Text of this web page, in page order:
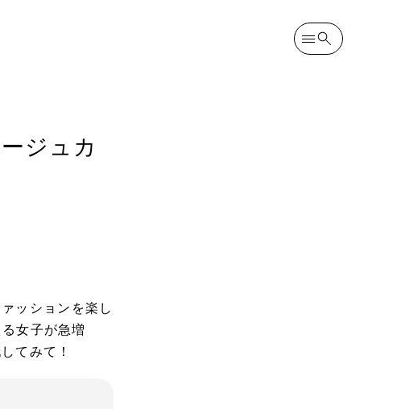
ジュカ
ッションを楽し
女子が急増
てみて！